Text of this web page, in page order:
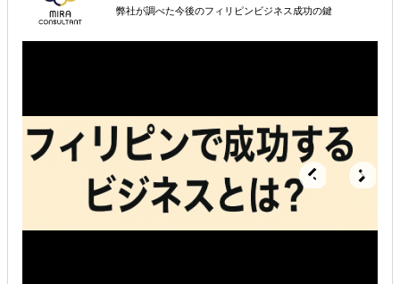
海外市場調査・マーケティング
店舗出店のサポートをして欲しい
海外におけるリスク・コストを低減したい
弊社が調べた今後のフィリピンビジネス成功の鍵